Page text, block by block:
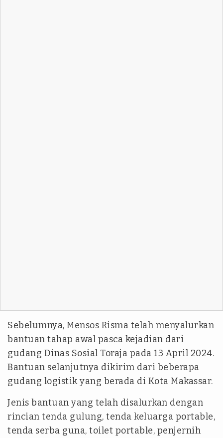
Sebelumnya, Mensos Risma telah menyalurkan
bantuan tahap awal pasca kejadian dari
gudang Dinas Sosial Toraja pada 13 April 2024.
Bantuan selanjutnya dikirim dari beberapa
gudang logistik yang berada di Kota Makassar.
Jenis bantuan yang telah disalurkan dengan
rincian tenda gulung, tenda keluarga portable,
tenda serba guna, toilet portable, penjernih